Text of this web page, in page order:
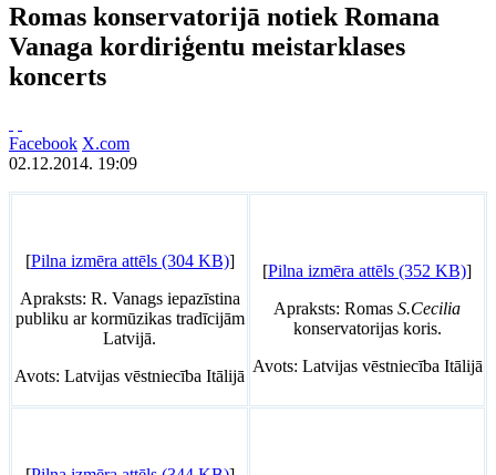
Romas konservatorijā notiek Romana
Vanaga kordiriģentu meistarklases
koncerts
Facebook X.com
02.12.2014. 19:09
[Pilna izmēra attēls (304 KB)]
Apraksts: R. Vanags iepazīstina
publiku ar kormūzikas tradīcijām
Latvijā.
Avots: Latvijas vēstniecība Itālijā
[Pilna izmēra attēls (352 KB)]
Apraksts: Romas S.Cecilia
konservatorijas koris.
Avots: Latvijas vēstniecība Itālijā